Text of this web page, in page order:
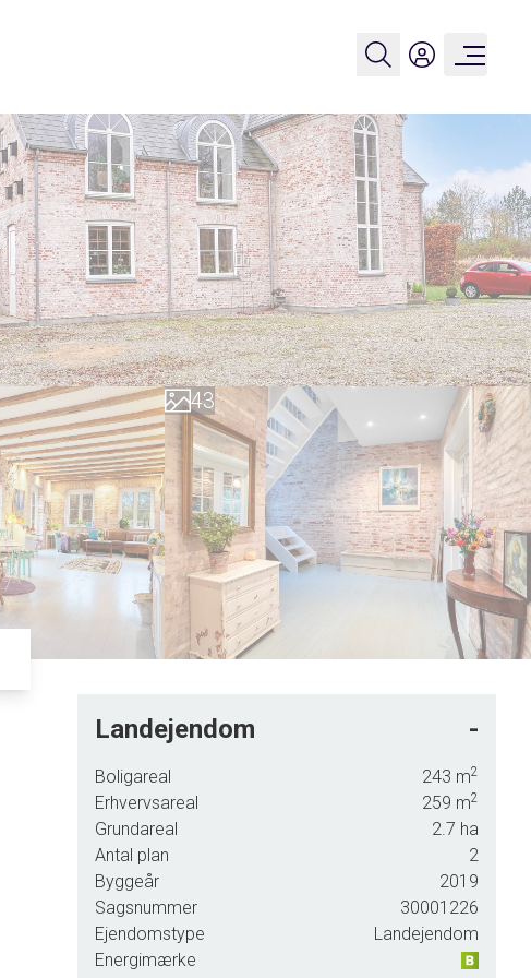
0
1
2
3
4
5
6
7
8
9
0
1
2
3
4
5
6
7
8
9
Landejendom -
Boligareal 243 m2
Erhvervsareal 259 m2
Grundareal 2.7 ha
Antal plan
2
Byggeår
2019
Sagsnummer
30001226
Ejendomstype
Landejendom
Energimærke